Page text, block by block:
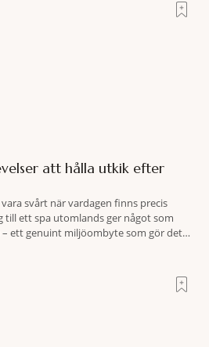
att hålla utkik efter
svårt när vardagen finns precis
till ett spa utomlands ger något som
ett genuint miljöombyte som gör det